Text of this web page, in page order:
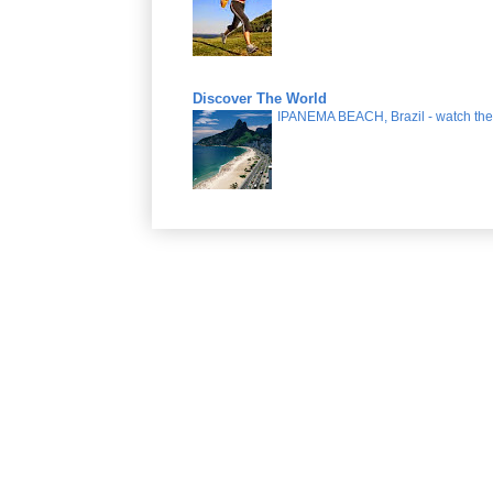
Discover The World
IPANEMA BEACH, Brazil - watch